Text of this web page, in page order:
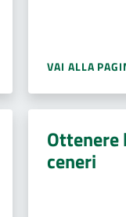
VAI ALLA
ceneri